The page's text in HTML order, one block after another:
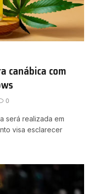
canábica com
0
será realizada em
visa esclarecer